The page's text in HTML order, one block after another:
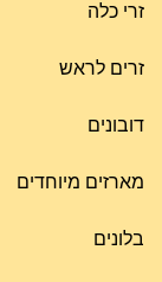
זרי כלה
זרים לראש
דובונים
מארזים מיוחדים
בלונים